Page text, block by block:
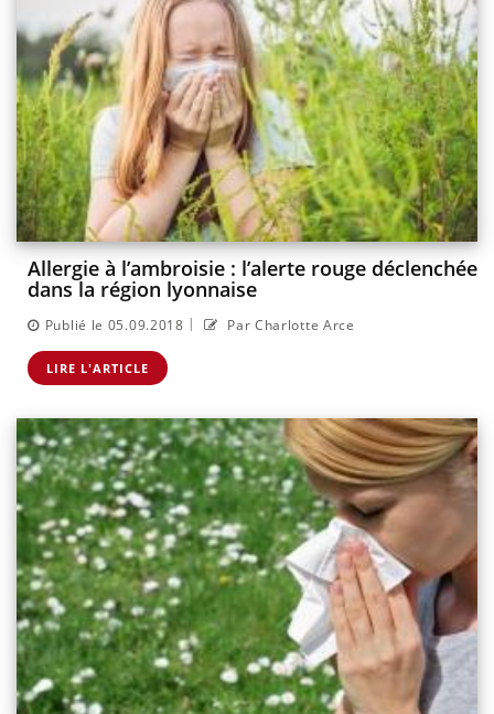
Allergie à l’ambroisie : l’alerte rouge déclenchée
dans la région lyonnaise
Publié le 05.09.2018 | Par Charlotte Arce
LIRE L'ARTICLE